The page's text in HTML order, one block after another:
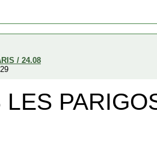
/ 24.08
LES